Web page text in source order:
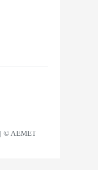
| © AEMET